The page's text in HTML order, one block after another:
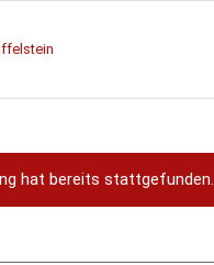
hat bereits stattgefunden.